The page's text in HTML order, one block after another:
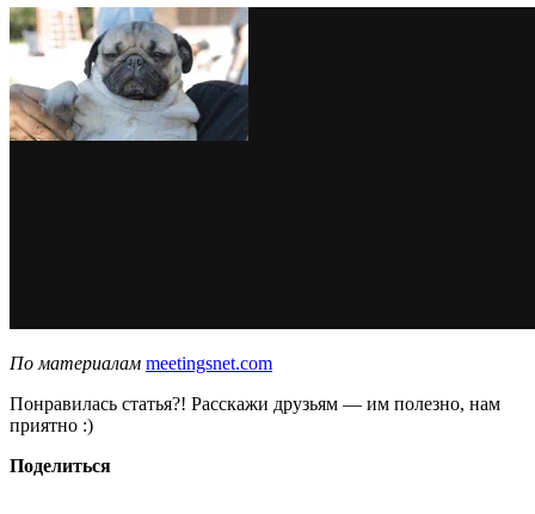
По материалам meetingsnet.com
Понравилась статья?! Расскажи друзьям — им полезно, нам
приятно :)
Поделиться